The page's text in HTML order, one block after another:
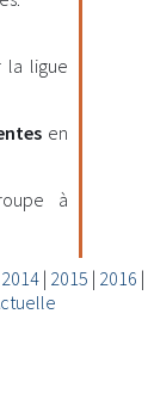
la ligue
en
à
2014| 2015 | 2016 |